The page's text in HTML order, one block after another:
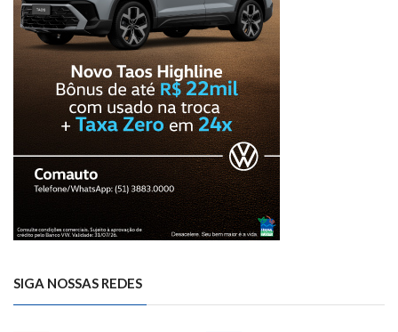
SIGA NOSSAS REDES